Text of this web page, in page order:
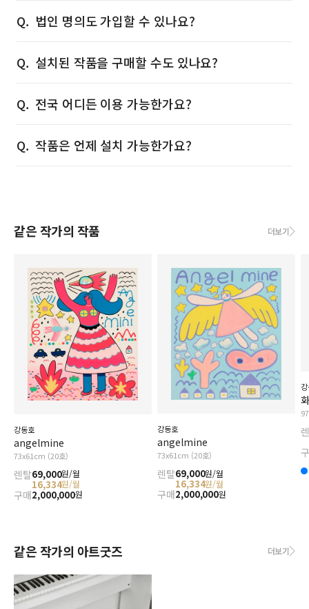
법인 명의도 가입할 수 있나요?
설치된 작품을 구매할 수도 있나요?
전국 어디든 이용 가능한가요?
작품은 언제 설치 가능한가요?
같은 작가의 작품 더보기
강동호
angelmine
73x61cm (20호)
렌탈69,000원/월
16,334원/월
구매2,000,000원
강동호
angelmine
73x61cm (20호)
렌탈69,000원/월
16,334원/월
구매2,000,000원
같은 작가의 아트굿즈 더보기